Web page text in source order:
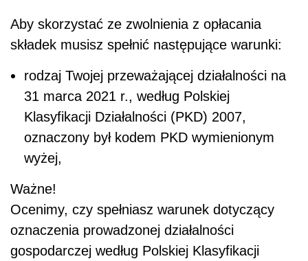
Aby skorzystać ze zwolnienia z opłacania
składek musisz spełnić następujące warunki:
rodzaj Twojej przeważającej działalności na
31 marca 2021 r., według Polskiej
Klasyfikacji Działalności (PKD) 2007,
oznaczony był kodem PKD wymienionym
wyżej,
Ważne!
Ocenimy, czy spełniasz warunek dotyczący
oznaczenia prowadzonej działalności
gospodarczej według Polskiej Klasyfikacji